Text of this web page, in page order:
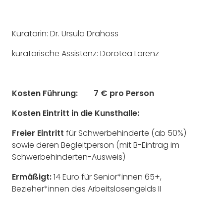
Kuratorin: Dr. Ursula Drahoss
kuratorische Assistenz: Dorotea Lorenz
Kosten Führung: 7 € pro Person
Kosten Eintritt in die Kunsthalle:
Freier Eintritt für Schwerbehinderte (ab 50%)
sowie deren Begleitperson (mit B-Eintrag im
Schwerbehinderten-Ausweis)
Ermäßigt:14 Euro für Senior*innen 65+,
Bezieher*innen des Arbeitslosengelds II